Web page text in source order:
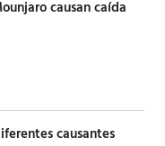
causan caída
causantes